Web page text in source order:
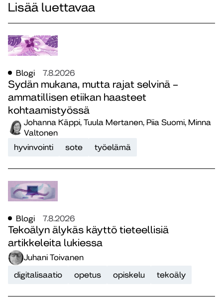
Lisää luettavaa
Blogi 7.8.2026
Sydän mukana, mutta rajat selvinä –
ammatillisen etiikan haasteet
kohtaamistyössä
Johanna Käppi, Tuula Mertanen, Piia Suomi, Minna
Valtonen
hyvinvointi
sote työelämä
Blogi 7.8.2026
Tekoälyn älykäs käyttö tieteellisiä
artikkeleita lukiessa
Juhani Toivanen
digitalisaatio
opetus opiskelu tekoäly